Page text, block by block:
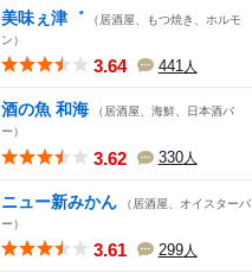
美味ぇ津゛ （居酒屋、もつ焼き、ホルモ
ン）
3.64 441 人
酒の魚 和海 （居酒屋、海鮮、日本酒バ
ー）
3.62 330人
ニュー新みかん （居酒屋、オイスターバ
ー）
3.61 299人